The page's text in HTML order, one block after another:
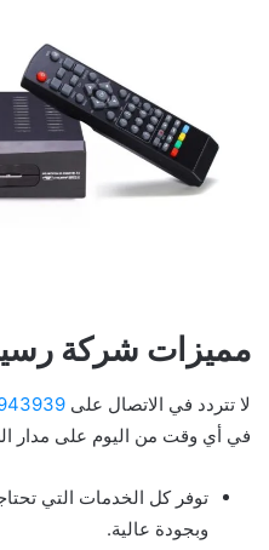
مميزات شركة
لا تتردد في الاتصال على
في أي وقت من اليوم على مدار
توفر كل الخدمات التي
وبجودة عالية.